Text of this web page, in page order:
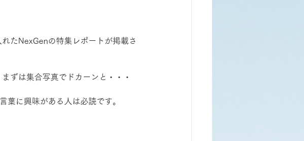
たNexGenの特集レポートが掲載さ
ずは集合写真でドカーンと・・・
葉に興味がある人は必読です。